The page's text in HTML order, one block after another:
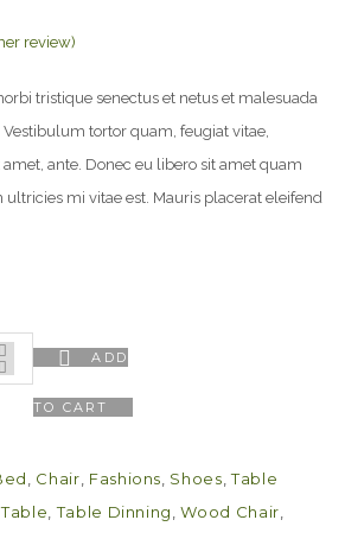
review)
tristique senectus et netus et malesuada
Vestibulum tortor quam, feugiat vitae,
ante. Donec eu libero sit amet quam
ultricies mi vitae est. Mauris placerat eleifend
ADD
TO CART
Chair Fashions Shoes ,Table
,Table ,Table Dinning ,Wood Chair